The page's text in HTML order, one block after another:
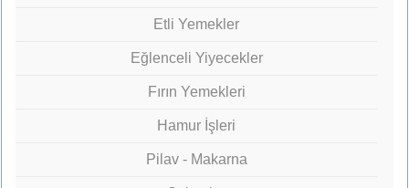
Etli Yemekler
Eğlenceli Yiyecekler
Fırın Yemekleri
Hamur İşleri
Pilav - Makarna